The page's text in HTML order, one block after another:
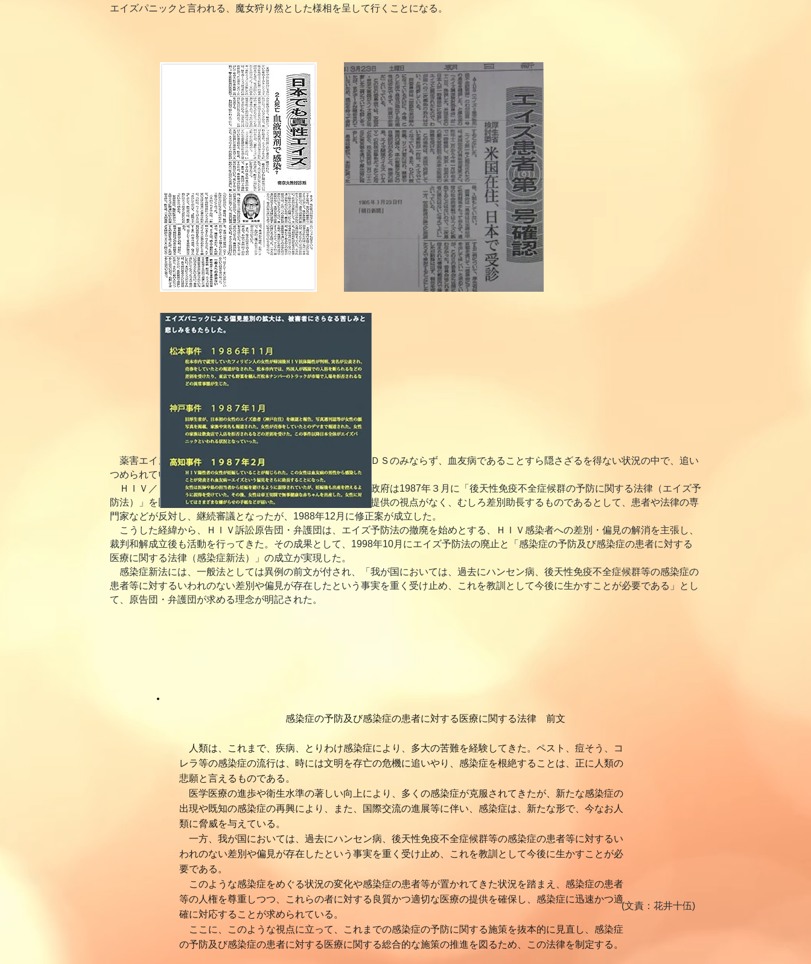
エイズパニックと言われる、魔女狩り然とした様相を呈して行くことになる。
薬害エイズの被害者は、差別と偏見を恐れ、ＨＩＶ／ＡＩＤＳのみならず、血友病であることすら隠さざるを得ない状況の中で、追い
つめられていった。
ＨＩＶ／ＡＩＤＳを過剰に恐怖する世論に押される形で、政府は1987年３月に「後天性免疫不全症候群の予防に関する法律（エイズ予
防法）」を国会に提出した。この法律は、患者に対する医療提供の視点がなく、むしろ差別助長するものであるとして、患者や法律の専
門家などが反対し、継続審議となったが、1988年12月に修正案が成立した。
こうした経緯から、ＨＩＶ訴訟原告団・弁護団は、エイズ予防法の撤廃を始めとする、ＨＩＶ感染者への差別・偏見の解消を主張し、
裁判和解成立後も活動を行ってきた。その成果として、1998年10月にエイズ予防法の廃止と「感染症の予防及び感染症の患者に対する
医療に関する法律（感染症新法）」の成立が実現した。
感染症新法には、一般法としては異例の前文が付され、「我が国においては、過去にハンセン病、後天性免疫不全症候群等の感染症の
患者等に対するいわれのない差別や偏見が存在したという事実を重く受け止め、これを教訓として今後に生かすことが必要である」とし
て、
原告団・弁護団が求める理念が明記された。
(文責：花井十伍)
感染症の予防及び感染症の患者に対する医療に関する法律 前文
人類は、これまで、疾病、とりわけ感染症により、多大の苦難を経験してきた。ペスト、痘そう、コ
レラ等の感染症の流行は、時には文明を存亡の危機に追いやり、感染症を根絶することは、正に人類の
悲願と言えるものである。
医学医療の進歩や衛生水準の著しい向上により、多くの感染症が克服されてきたが、新たな感染症の
出現や既知の感染症の再興により、また、国際交流の進展等に伴い、感染症は、新たな形で、今なお人
類に脅威を与えている。
一方、我が国においては、過去にハンセン病、後天性免疫不全症候群等の感染症の患者等に対するい
われのない差別や偏見が存在したという事実を重く受け止め、これを教訓として今後に生かすことが必
要である。
このような感染症をめぐる状況の変化や感染症の患者等が置かれてきた状況を踏まえ、感染症の患者
等の人権を尊重しつつ、これらの者に対する良質かつ適切な医療の提供を確保し、感染症に迅速かつ適
確に対応することが求められている。
ここに、このような視点に立って、これまでの感染症の予防に関する施策を抜本的に見直し、感染症
の予防及び感染症の患者に対する医療に関する総合的な施策の推進を図るため、この法律を制定する。